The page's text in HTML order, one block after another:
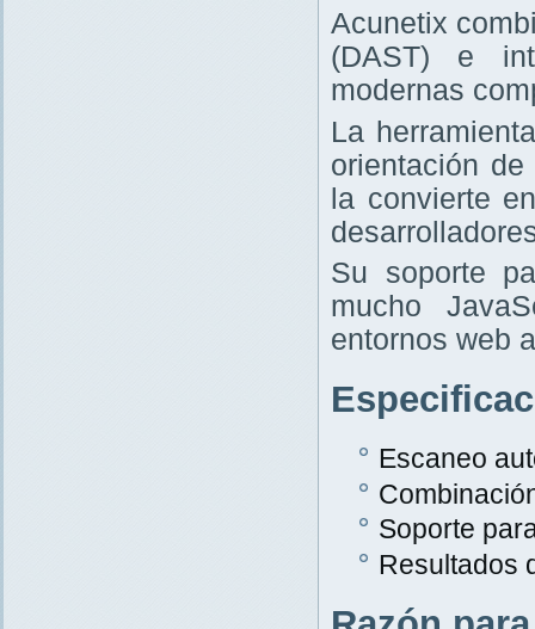
Acunetix
(DAST) e
modernas
La
orientación
la convierte
Su soporte
mucho
entornos web
Escaneo
Soporte
Resultados